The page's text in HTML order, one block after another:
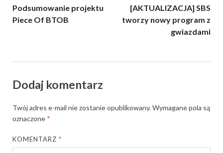
Podsumowanie projektu
Piece Of BTOB
[AKTUALIZACJA] SBS
tworzy nowy program z
gwiazdami
Dodaj komentarz
Twój adres e-mail nie zostanie opublikowany.Wymagane pola są
oznaczone *
KOMENTARZ*